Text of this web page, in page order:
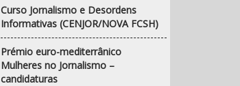
Curso Jornalismo e Desordens
Informativas (CENJOR/NOVA FCSH)
Prémio euro-mediterrânico
Mulheres no Jornalismo –
candidaturas